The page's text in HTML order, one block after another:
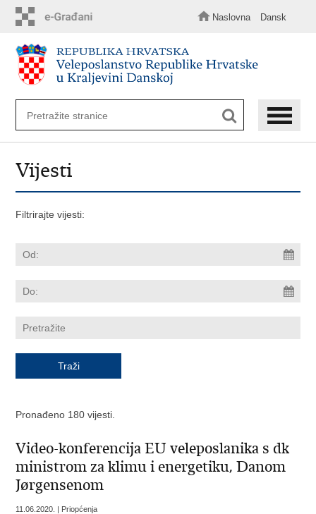
sadržaj
Naslovna Dansk
Vijesti
Filtrirajte vijesti:
Pronađeno 180 vijesti.
Video-konferencija EU veleposlanika s dk
ministrom za klimu i energetiku, Danom
Jørgensenom
11.06.2020. | Priopćenja